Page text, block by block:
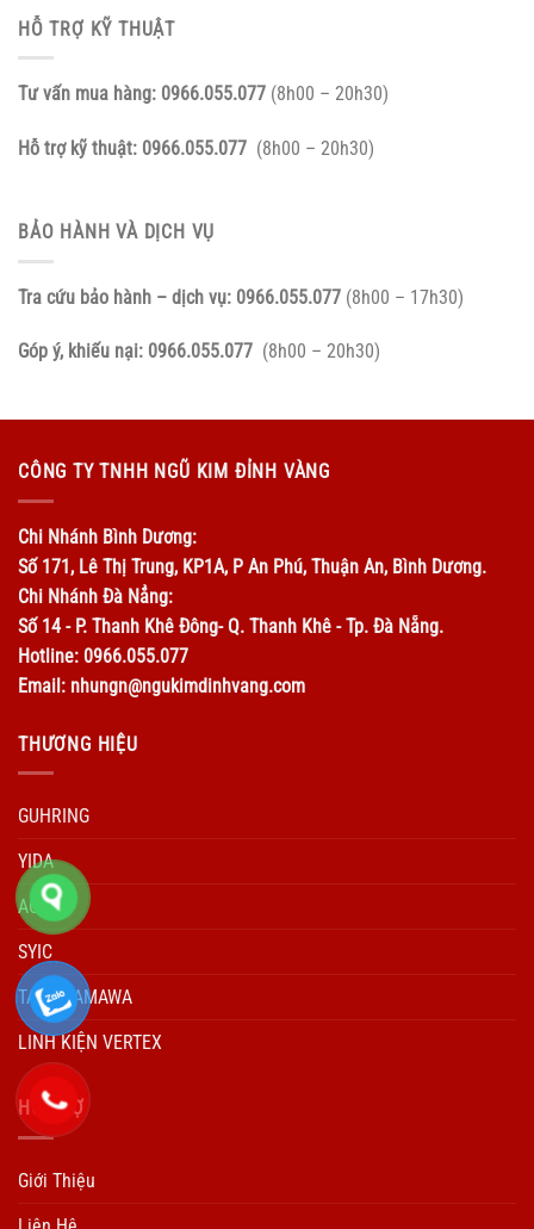
HỖ TRỢ KỸ THUẬT
Tư vấn mua hàng: 0966.055.077 (8h00 – 20h30)
Hỗ trợ kỹ thuật: 0966.055.077 (8h00 – 20h30)
BẢO HÀNH VÀ DỊCH VỤ
Tra cứu bảo hành – dịch vụ: 0966.055.077 (8h00 – 17h30)
Góp ý, khiếu nại: 0966.055.077 (8h00 – 20h30)
CÔNG TY TNHH NGŨ KIM ĐỈNH VÀNG
Chi Nhánh Bình Dương:
Số 171, Lê Thị Trung, KP1A, P An Phú, Thuận An, Bình Dương.
Chi Nhánh Đà Nẳng:
Số 14 - P. Thanh Khê Đông- Q. Thanh Khê - Tp. Đà Nẵng.
Hotline: 0966.055.077
Email: nhungn@ngukimdinhvang.com
THƯƠNG HIỆU
GUHRING
YIDA
ACCUD
SYIC
TARO YAMAWA
LINH KIỆN VERTEX
HÕ TRỢ
Giới Thiệu